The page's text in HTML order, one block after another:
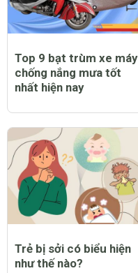
Top 9 bạt trùm xe máy
chống nắng mưa tốt
nhất hiện nay
Trẻ bị sởi có biểu hiện
như thế nào?